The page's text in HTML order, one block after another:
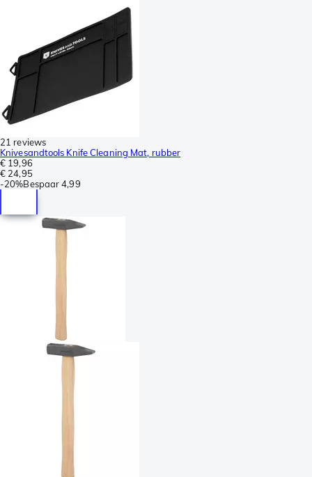
21 reviews
Knivesandtools Knife Cleaning Mat, rubber
€ 19,96
€ 24,95
-20%Bespaar 4,99